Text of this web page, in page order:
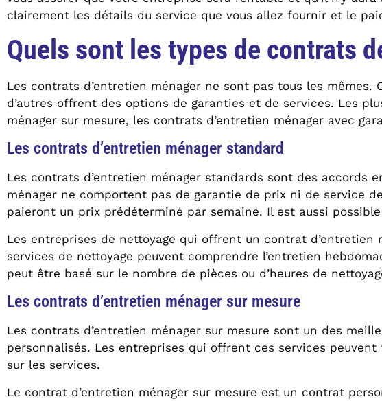
clairement les détails du service que vous allez fournir et le
Quels sont les types de contrats
Les contrats d’entretien ménager ne sont pas tous les
d’autres offrent des options de garanties et de services. Les
ménager sur mesure, les contrats d’entretien ménager avec
Les contrats d’entretien ménager standard
Les contrats d’entretien ménager standards sont des accords
ménager ne comportent pas de garantie de prix ni de service
paieront un prix prédéterminé par semaine. Il est aussi
Les entreprises de nettoyage qui offrent un contrat d’entretien
services de nettoyage peuvent comprendre l’entretien
peut être basé sur le nombre de pièces ou d’heures de
Les contrats d’entretien ménager sur mesure
Les contrats d’entretien ménager sur mesure sont un des
personnalisés. Les entreprises qui offrent ces services
sur les services.
Le contrat d’entretien ménager sur mesure est un contrat